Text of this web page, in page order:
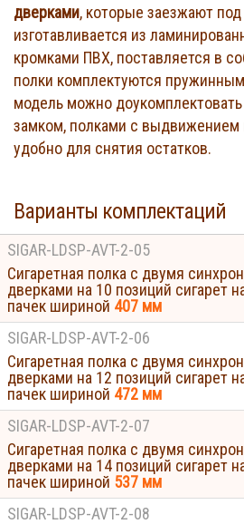
дверками, которые заезжают под
изготавливается из
кромками ПВХ, поставляется в
полки комплектуются
модель можно доукомплектовать
замком, полками с выдвижением
удобно для снятия остатков.
Варианты комплектаций
SIGAR-LDSP-AVT-2-05
Сигаретная полка с двумя
дверками на 10 позиций сигарет
пачек шириной 407 мм
SIGAR-LDSP-AVT-2-06
Сигаретная полка с двумя
дверками на 12 позиций сигарет
пачек шириной 472 мм
SIGAR-LDSP-AVT-2-07
Сигаретная полка с двумя
дверками на 14 позиций сигарет
пачек шириной 537 мм
SIGAR-LDSP-AVT-2-08